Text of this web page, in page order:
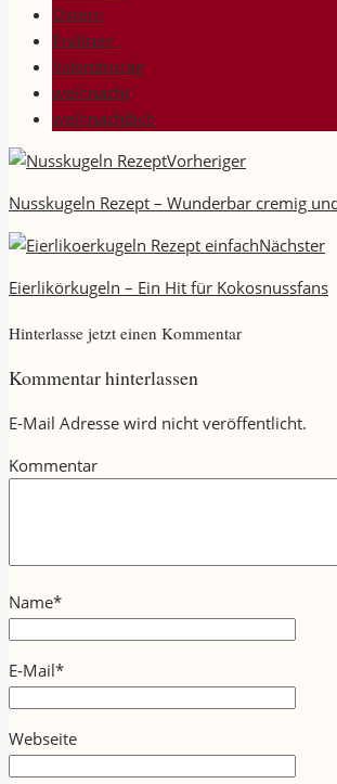
Ostern
Pralinen
Valentinstag
weihnacht
weihnachtlich
Vorheriger
Nusskugeln Rezept – Wunderbar cremig
Nächster
Eierlikörkugeln – Ein Hit für Kokosnussfans
Hinterlasse jetzt einen Kommentar
Kommentar hinterlassen
E-Mail Adresse wird nicht veröffentlicht.
Kommentar
Name*
E-Mail*
Webseite